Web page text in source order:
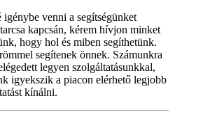
igénybe venni a segítségünket
kapcsán, kérem hívjon minket
hogy hol és miben segíthetünk.
segítenek önnek. Számunkra
legyen szolgáltatásunkkal,
igyekszik a piacon elérhető legjobb
kínálni.